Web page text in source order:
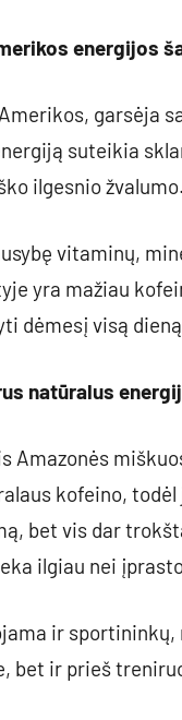
energijos
garsėja
suteikia
ilgesnio žvalumo.
vitaminų,
yra mažiau
dėmesį visą
natūralus
Amazonės
kofeino,
bet vis dar
ilgiau nei
ir
bet ir prieš